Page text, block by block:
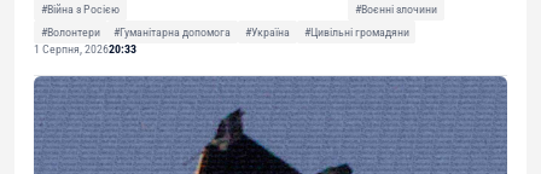
#Війна з Росією
#Воєнні злочини
#Волонтери
#Гуманітарна допомога #Україна
#Цивільні громадяни
1 Серпня, 202620:33